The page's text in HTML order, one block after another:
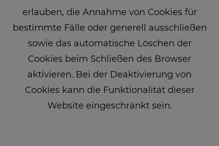
erlauben, die Annahme von Cookies für
bestimmte Fälle oder generell ausschließen
sowie das automatische Löschen der
Cookies beim Schließen des Browser
aktivieren. Bei der Deaktivierung von
Cookies kann die Funktionalität dieser
Website eingeschränkt sein.